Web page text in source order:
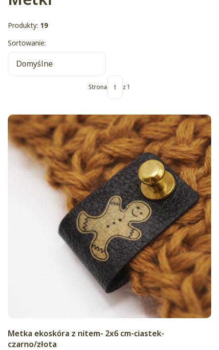
Produkty: 19
Lista produktów
Sortowanie:
Domyślne
Strona z 1
Metka ekoskóra z nitem- 2x6 cm-ciastek-
czarno/złota